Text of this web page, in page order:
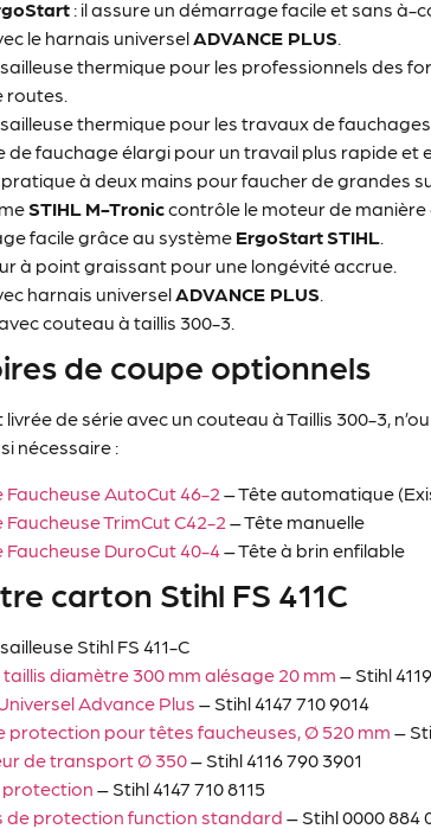
: il assure un démarrage facile et sans à-
le harnais universelADVANCE PLUS.
thermique pour les professionnels des
routes.
thermique pour les travaux de
de fauchage élargi pour un travail plus rapide et
à deux mains pour faucher de grandes
STIHL M-Troniccontrôle le moteur de
facile grâce au système ErgoStartSTIHL.
à point graissant pour une longévité accrue.
harnais universelADVANCE PLUS.
couteau à taillis 300-3.
de coupe optionnels
livrée de série avec un couteau à Taillis 300-3,
nécessaire :
Faucheuse AutoCut 46-2 – Tête automatique
Faucheuse TrimCut C42-2 – Tête manuelle
Faucheuse DuroCut 40-4– Tête à brin enfilable
carton Stihl FS 411C
Stihl FS 411-C
diamètre 300 mm alésage 20 mm – Stihl
Advance Plus – Stihl 4147 710 9014
protection pour têtes faucheuses, Ø 520 mm –
de transport Ø 350– Stihl 4116 790 3901
protection – Stihl 4147 710 8115
de protection function standard – Stihl 0000 884